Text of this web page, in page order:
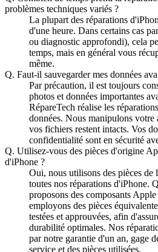
problèmes techniques variés ?
La plupart des réparations
d'une heure. Dans certains cas
ou diagnostic approfondi), cela
temps, mais en général vous
même.
Q. Faut-il sauvegarder mes données
Par précaution, il est toujours
photos et données importantes
RépareTech réalise les
données. Nous manipulons
vos fichiers restent intacts. Vos
confidentialité sont en sécurité
Q. Utilisez-vous des pièces d'origine
d'iPhone ?
Oui, nous utilisons des pièces de
toutes nos réparations d'iPhone.
proposons des composants
employons des pièces
testées et approuvées, afin
durabilité optimales. Nos
par notre garantie d'un an, gage
service et des pièces utilisées.